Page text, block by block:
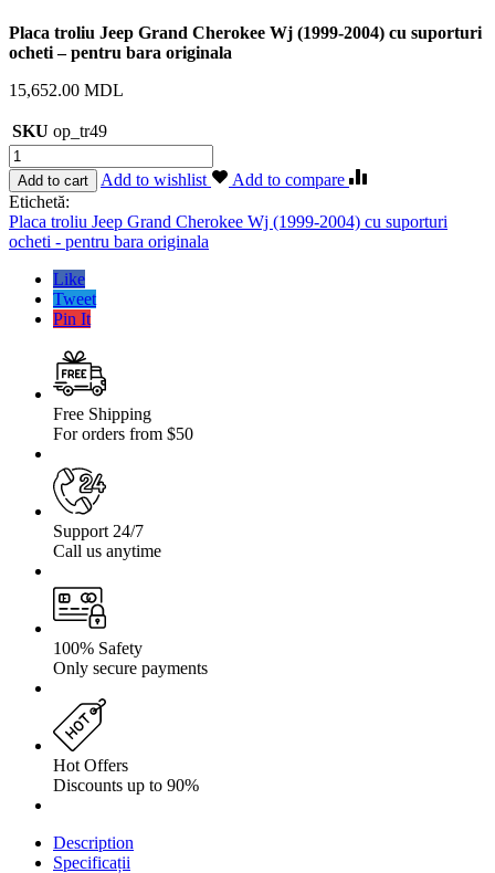
Placa troliu Jeep Grand Cherokee Wj (1999-2004) cu suporturi
ocheti – pentru bara originala
15,652.00 MDL
SKU op_tr49
Cantitate
Placa
troliu
Jeep
Grand
Cherokee
(1999-
suporturi
originala
Add to cart Add to wishlist
Add to compare
Etichetă:
Placa troliu Jeep Grand Cherokee Wj (1999-2004) cu suporturi
ocheti - pentru bara originala
Like
Tweet
Pin It
Free Shipping
For orders from $50
Support 24/7
Call us anytime
100% Safety
Only secure payments
Hot Offers
Discounts up to 90%
Description
Specificații